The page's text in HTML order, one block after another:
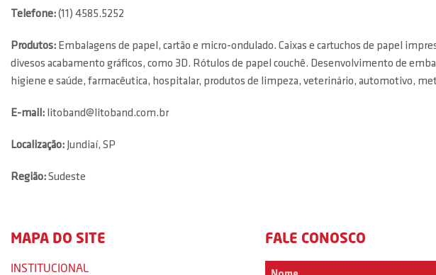
Telefone:(11) 4585.5252
Produtos: Embalagens de papel, cartão e micro-ondulado. Caixas e cartuchos de papel
divesos acabamento gráficos, como 3D. Rótulos de papel couchê. Desenvolvimento de
higiene e saúde, farmacêutica, hospitalar, produtos de limpeza, veterinário, automotivo,
E-mail: litoband@litoband.com.br
Localização: Jundiaí, SP
Região:Sudeste
MAPA DO SITE
INSTITUCIONAL
FALE CONOSCO